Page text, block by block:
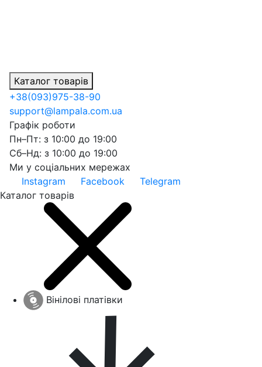
Каталог товарів
+38(093)975-38-90
support@lampala.com.ua
Графік роботи
Пн–Пт: з 10:00 до 19:00
Сб–Нд: з 10:00 до 19:00
Ми у соціальних мережах
Instagram
Facebook
Telegram
Каталог товарів
Вінілові платівки